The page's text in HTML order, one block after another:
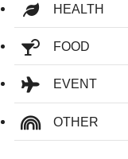
HEALTH
FOOD
EVENT
OTHER